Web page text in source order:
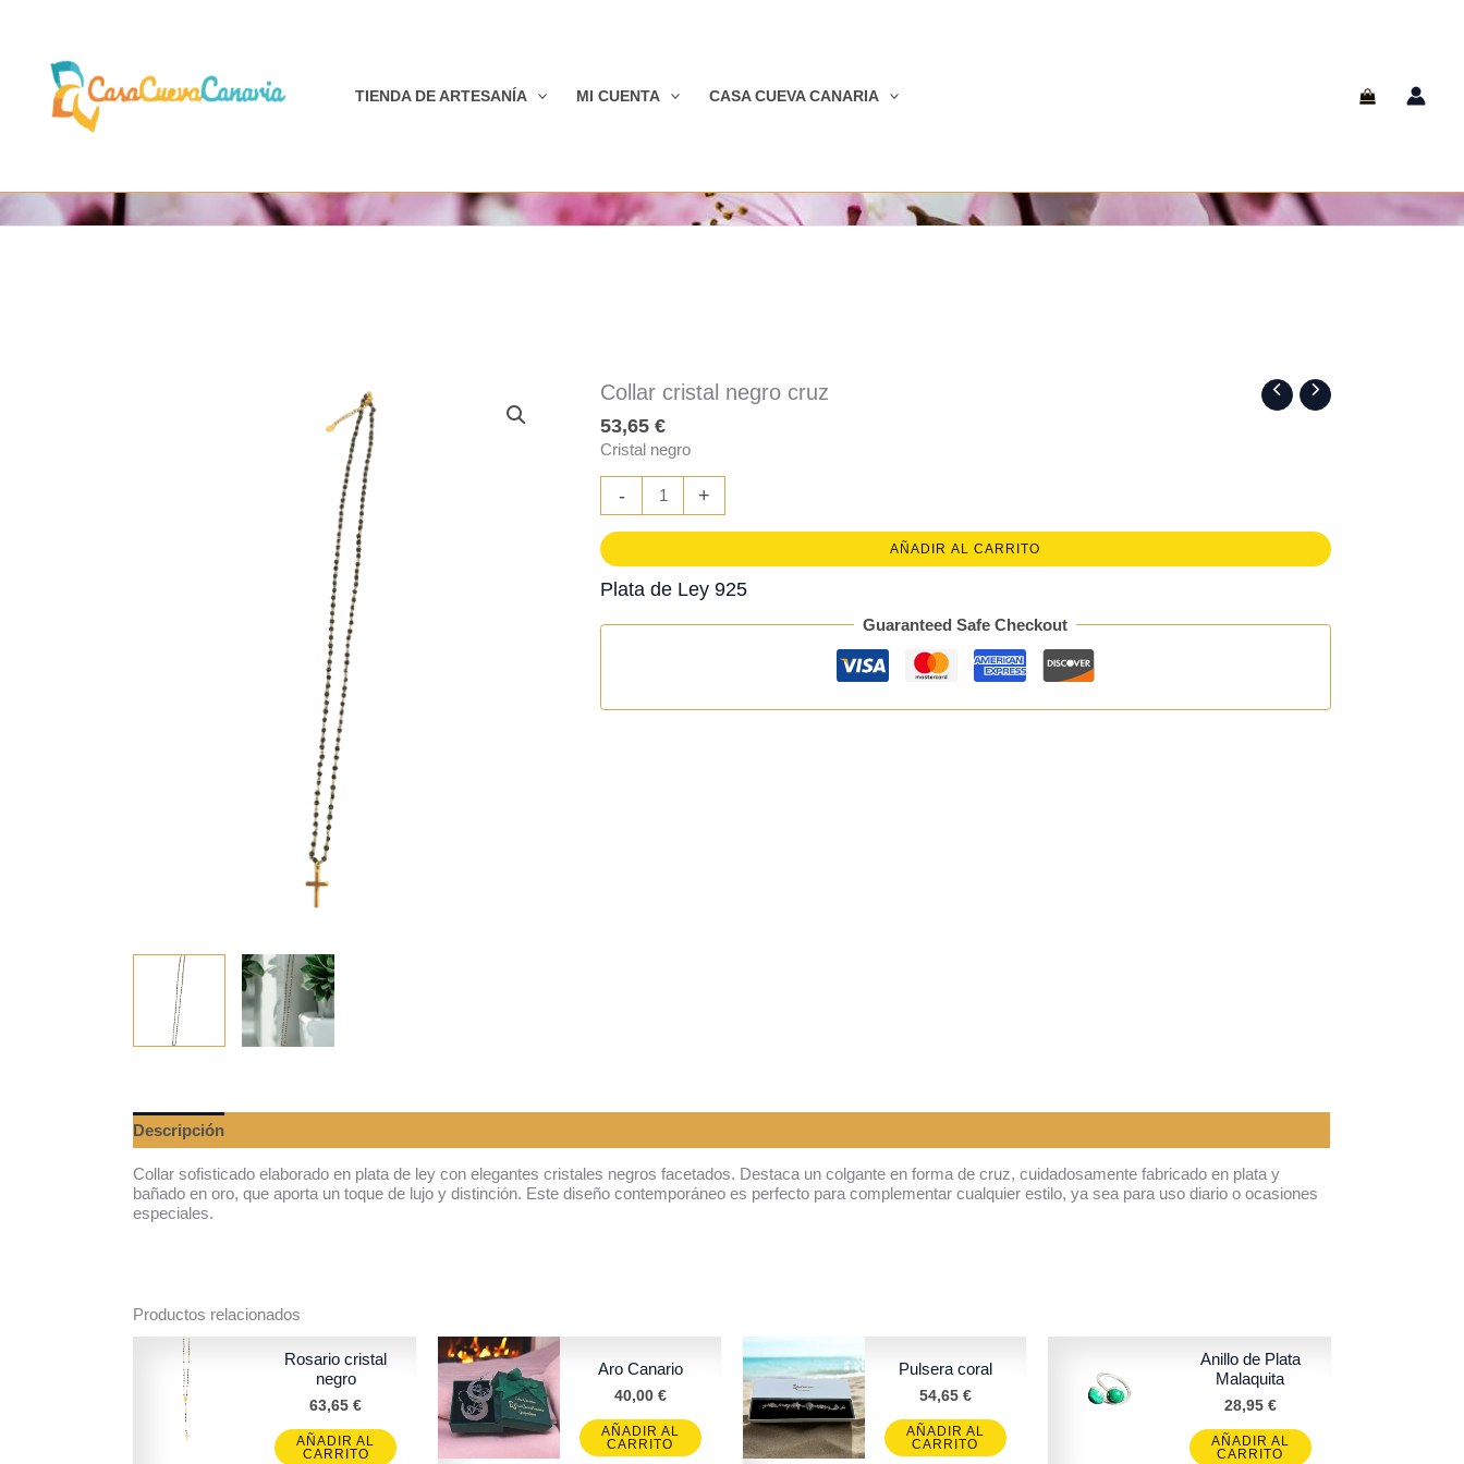
TIENDA DE ARTESANÍA MI CUENTA CASA CUEVA CANARIA
Collar cristal negro cruz
53,65€
Cristal negro
-
cristal
cruz
cantidad
+
AÑADIR AL CARRITO
Plata de Ley 925
Guaranteed Safe Checkout
Descripción
Collar sofisticado elaborado en plata de ley con elegantes cristales negros facetados. Destaca un colgante en forma de cruz, cuidadosamente fabricado en plata y
bañado en oro, que aporta un toque de lujo y distinción. Este diseño contemporáneo es perfecto para complementar cualquier estilo, ya sea para uso diario o ocasiones
especiales.
Productos relacionados
Rosario cristal
negro
63,65€
AÑADIR AL
CARRITO
Aro Canario
40,00 €
AÑADIR AL
CARRITO
Pulsera coral
54,65 €
AÑADIR AL
CARRITO
Anillo de Plata
Malaquita
28,95 €
AÑADIR AL
CARRITO